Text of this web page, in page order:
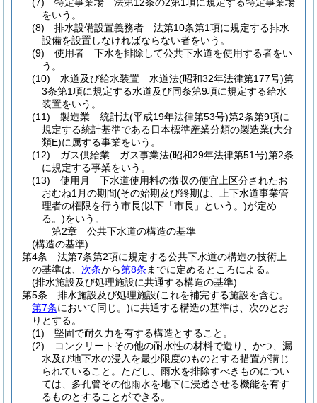
をいう。
(8)
排水設備設置義務者 法第10条第1項に規定する排水
設備を設置しなければならない者をいう。
(9)
使用者 下水を排除して公共下水道を使用する者をい
う。
(10)
水道及び給水装置 水道法(昭和32年法律第177号)第
3条第1項に規定する水道及び同条第9項に規定する給水
装置をいう。
(11)
製造業 統計法(平成19年法律第53号)第2条第9項に
規定する統計基準である日本標準産業分類の製造業(大分
類E)に属する事業をいう。
(12)
ガス供給業 ガス事業法(昭和29年法律第51号)第2条
に規定する事業をいう。
(13)
使用月 下水道使用料の徴収の便宜上区分されたお
おむね1月の期間(その始期及び終期は、上下水道事業管
理者の権限を行う市長(以下「市長」という。)が定め
る。)をいう。
第2章
公共下水道の構造の基準
(構造の基準)
第4条
法第7条第2項に規定する公共下水道の構造の技術上
の基準は、 次条から第8条 までに定めるところによる。
(排水施設及び処理施設に共通する構造の基準)
第5条
排水施設及び処理施設(これを補完する施設を含む。
第7条において同じ。)に共通する構造の基準は、次のとお
りとする。
(1)
堅固で耐久力を有する構造とすること。
(2)
コンクリートその他の耐水性の材料で造り、かつ、漏
水及び地下水の浸入を最少限度のものとする措置が講じ
られていること。 ただし、雨水を排除すべきものについ
ては、多孔管その他雨水を地下に浸透させる機能を有す
るものとすることができる。